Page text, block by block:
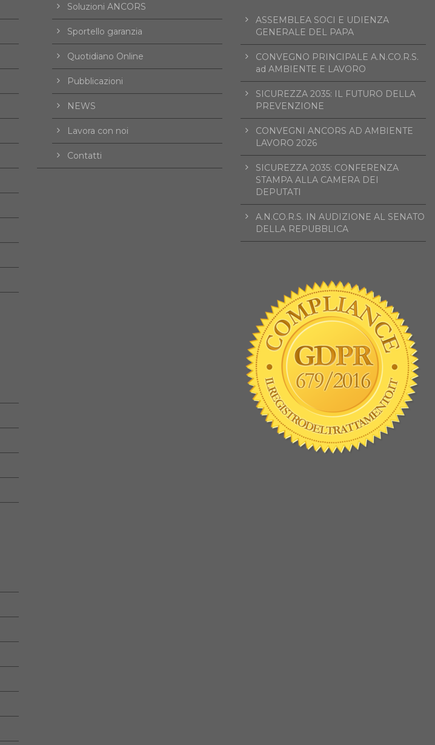
Soluzioni ANCORS
Sportello garanzia
Quotidiano Online
Pubblicazioni
NEWS
Lavora con noi
Contatti
ASSEMBLEA SOCI E UDIENZA
GENERALE DEL PAPA
CONVEGNO PRINCIPALE A.N.CO.R.S.
ad AMBIENTE E LAVORO
SICUREZZA 2035: IL FUTURO DELLA
PREVENZIONE
CONVEGNI ANCORS AD AMBIENTE
LAVORO 2026
SICUREZZA 2035: CONFERENZA
STAMPA ALLA CAMERA DEI
DEPUTATI
A.N.CO.R.S. IN AUDIZIONE AL SENATO
DELLA REPUBBLICA